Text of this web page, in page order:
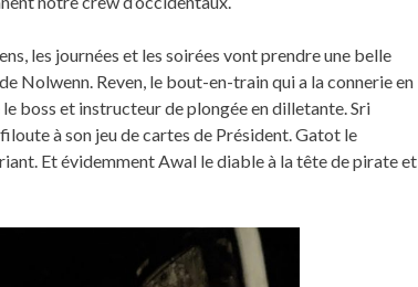
les journées et les soirées vont prendre une belle
Nolwenn. Reven, le bout-en-train qui a la connerie en
boss et instructeur de plongée en dilletante. Sri
à son jeu de cartes de Président. Gatot le
Et évidemment Awal le diable à la tête de pirate et